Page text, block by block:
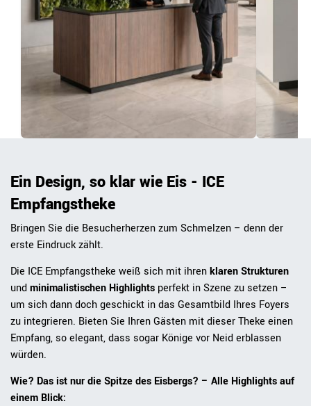
Ein Design, so klar wie Eis - ICE
Empfangstheke
Bringen Sie die Besucherherzen zum Schmelzen – denn der
erste Eindruck zählt.
Die ICE Empfangstheke weiß sich mit ihrenklaren Strukturen
undminimalistischen Highlights perfekt in Szene zu setzen –
um sich dann doch geschickt in das Gesamtbild Ihres Foyers
zu integrieren. Bieten Sie Ihren Gästen mit dieser Theke einen
Empfang, so elegant, dass sogar Könige vor Neid erblassen
würden.
Wie? Das ist nur die Spitze des Eisbergs? – Alle Highlights auf
einem Blick: